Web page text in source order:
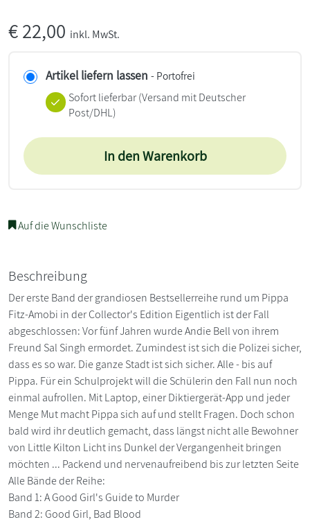
€22,00 inkl. MwSt.
Artikel liefern lassen - Portofrei
Sofort lieferbar(Versand mit Deutscher
Post/DHL)
In den Warenkorb
Auf die Wunschliste
Beschreibung
Der erste Band der grandiosen Bestsellerreihe rund um Pippa
Fitz-Amobi in der Collector's Edition Eigentlich ist der Fall
abgeschlossen: Vor fünf Jahren wurde Andie Bell von ihrem
Freund Sal Singh ermordet. Zumindest ist sich die Polizei sicher,
dass es so war. Die ganze Stadt ist sich sicher. Alle - bis auf
Pippa. Für ein Schulprojekt will die Schülerin den Fall nun noch
einmal aufrollen. Mit Laptop, einer Diktiergerät-App und jeder
Menge Mut macht Pippa sich auf und stellt Fragen. Doch schon
bald wird ihr deutlich gemacht, dass längst nicht alle Bewohner
von Little Kilton Licht ins Dunkel der Vergangenheit bringen
möchten ... Packend und nervenaufreibend bis zur letzten Seite
Alle Bände der Reihe:
Band 1: A Good Girl's Guide to Murder
Band 2: Good Girl, Bad Blood